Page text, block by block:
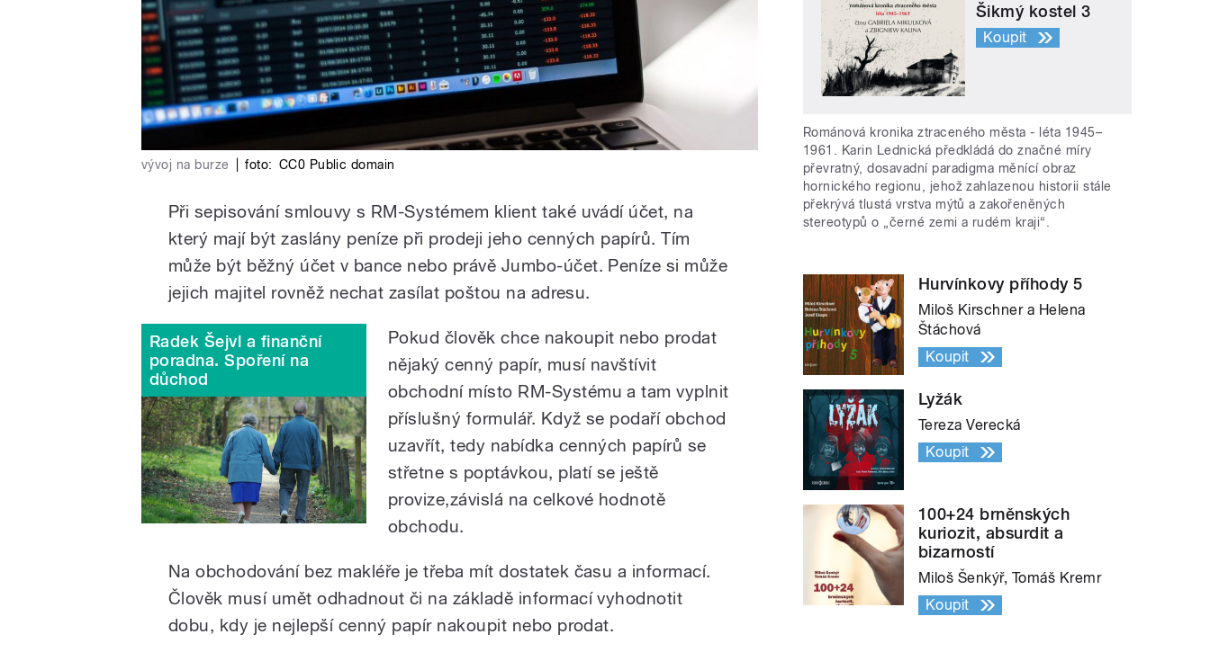
vývoj na burze foto: CC0 Public domain
Při sepisování smlouvy s RM-Systémem klient také uvádí účet, na
který mají být zaslány peníze při prodeji jeho cenných papírů. Tím
může být běžný účet v bance nebo právě Jumbo-účet. Peníze si může
jejich majitel rovněž nechat zasílat poštou na adresu.
Radek Šejvl a finanční
poradna. Spoření na
důchod
Pokud člověk chce nakoupit nebo prodat
nějaký cenný papír, musí navštívit
obchodní místo RM-Systému a tam vyplnit
příslušný formulář. Když se podaří obchod
uzavřít, tedy nabídka cenných papírů se
střetne s poptávkou, platí se ještě
provize,závislá na celkové hodnotě
obchodu.
Na obchodování bez makléře je třeba mít dostatek času a informací.
Člověk musí umět odhadnout či na základě informací vyhodnotit
dobu, kdy je nejlepší cenný papír nakoupit nebo prodat.
Šikmý kostel 3
Koupit
Románová kronika ztraceného města - léta 1945–
1961. Karin Lednická předkládá do značné míry
převratný, dosavadní paradigma měnící obraz
hornického regionu, jehož zahlazenou historii stále
překrývá tlustá vrstva mýtů a zakořeněných
stereotypů o „černé zemi a rudém kraji“.
Hurvínkovy příhody 5
Miloš Kirschner a Helena
Štáchová
Koupit
Lyžák
Tereza Verecká
Koupit
100+24 brněnských
kuriozit, absurdit a
bizarností
Miloš Šenkýř, Tomáš Kremr
Koupit